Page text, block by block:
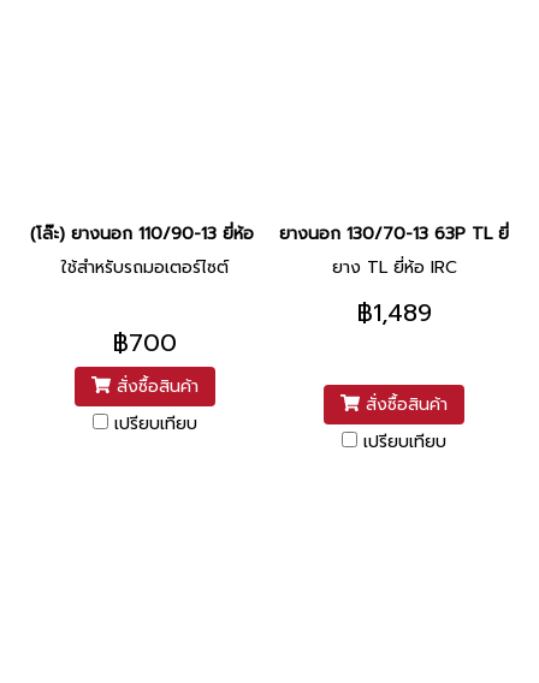
(โล๊ะ) ยางนอก 110/90-13 ยี่ห้อ IRC (ยางปี 2014-2015)
ใช้สำหรับรถมอเตอร์ไซต์
฿700
สั่งซื้อสินค้า
เปรียบเทียบ
ยางนอก 130/70-13 63P TL ยี่ห้อ
ยาง TL ยี่ห้อ IRC
฿1,489
สั่งซื้อสินค้า
เปรียบเทียบ